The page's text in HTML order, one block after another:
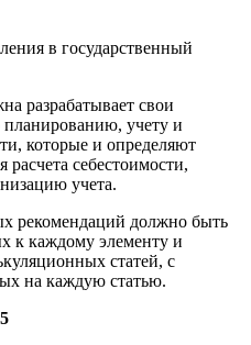
в государственный
разрабатывает свои
планированию, учету и
которые и определяют
расчета себестоимости,
учета.
рекомендаций должно быть
к каждому элементу и
статей, с
на каждую статью.
5